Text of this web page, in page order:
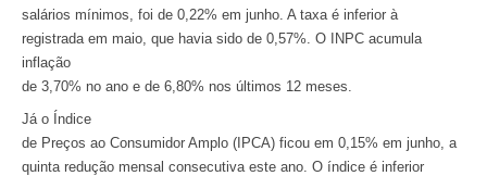
salários mínimos, foi de 0,22% em junho. A taxa é inferior à
registrada em maio, que havia sido de 0,57%. O INPC acumula
inflação
de 3,70% no ano e de 6,80% nos últimos 12 meses.
Já o Índice
de Preços ao Consumidor Amplo (IPCA) ficou em 0,15% em junho, a
quinta redução mensal consecutiva este ano. O índice é inferior